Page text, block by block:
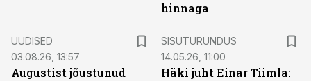
hinnaga
UUDISED
03.08.26, 13:57
Augustist jõustunud
SISUTURUNDUS
14.05.26, 11:00
Häki juht Einar Tiimla: